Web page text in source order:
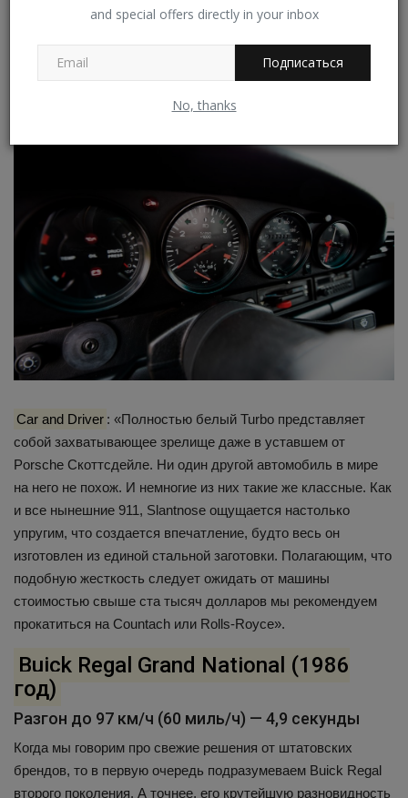
and special offers directly in your inbox
Подписаться
No, thanks
экземпляров
Porsche
Car and Driver : «Полностью белый Turbo представляет
собой захватывающее зрелище даже в уставшем от
Porsche Скоттсдейле. Ни один другой автомобиль в мире
на него не похож. И немногие из них такие же классные. Как
и все нынешние 911, Slantnose ощущается настолько
упругим, что создается впечатление, будто весь он
изготовлен из единой стальной заготовки. Полагающим, что
подобную жесткость следует ожидать от машины
стоимостью свыше ста тысяч долларов мы рекомендуем
прокатиться на Countach или Rolls-Royce».
Buick Regal Grand National (1986
год)
Разгон до 97 км/ч (60 миль/ч) — 4,9 секунды
Когда мы говорим про свежие решения от штатовских
брендов, то в первую очередь подразумеваем Buick Regal
второго поколения. А точнее, его крутейшую разновидность